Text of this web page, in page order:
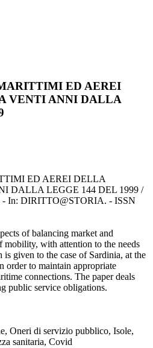
ED AEREI
VENTI ANNI DALLA
ED AEREI DELLA
DALLA LEGGE 144 DEL 1999 /
- In: DIRITTO@STORIA. - ISSN
of balancing market and
with attention to the needs
given to the case of Sardinia, at the
order to maintain appropriate
connections. The paper deals
public service obligations.
Oneri di servizio pubblico, Isole,
sanitaria, Covid